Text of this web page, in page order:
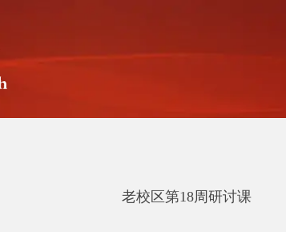
老校区第18周研讨课